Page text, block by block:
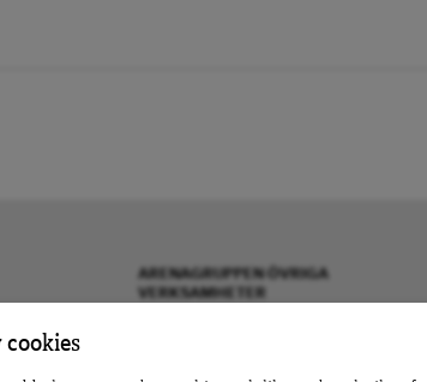
ARENAGRUPPEN ÖVRIGA
VERKSAMHETER
cookies